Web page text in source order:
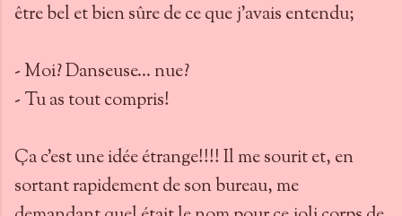
être bel et bien sûre de ce que j'avais entendu;
- Moi? Danseuse... nue?
- Tu as tout compris!
Ça c'est une idée étrange!!!! Il me sourit et, en
sortant rapidement de son bureau, me